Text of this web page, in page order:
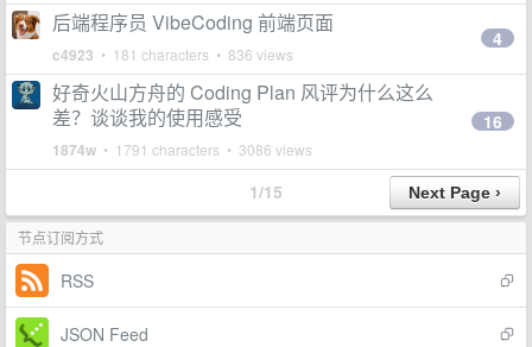
后端程序员 VibeCoding 前端页面
c4923 • 181 characters • 836 views
4
好奇火山方舟的 Coding Plan 风评为什么这么
差？谈谈我的使用感受
1874w • 1791 characters • 3086 views
16
1/15
节点订阅方式
RSS
JSON Feed